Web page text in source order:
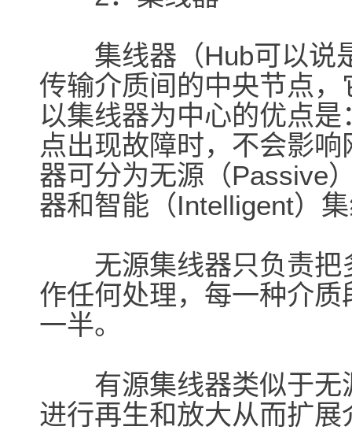
集线器（Hub可以说
传输介质间的中央节点
以集线器为中心的优点
点出现故障时，不会影
器可分为无源（Passive
器和智能（Intelligent）
无源集线器只负责把
作任何处理，每一种介
一半。
有源集线器类似于无
进行再生和放大从而扩